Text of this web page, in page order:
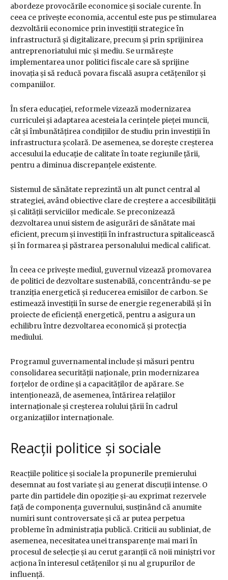
abordeze provocările economice și sociale curente. În
ceea ce privește economia, accentul este pus pe stimularea
dezvoltării economice prin investiții strategice în
infrastructură și digitalizare, precum și prin sprijinirea
antreprenoriatului mic și mediu. Se urmărește
implementarea unor politici fiscale care să sprijine
inovația și să reducă povara fiscală asupra cetățenilor și
companiilor.
În sfera educației, reformele vizează modernizarea
curriculei și adaptarea acesteia la cerințele pieței muncii,
cât și îmbunătățirea condițiilor de studiu prin investiții în
infrastructura școlară. De asemenea, se dorește creșterea
accesului la educație de calitate în toate regiunile țării,
pentru a diminua discrepanțele existente.
Sistemul de sănătate reprezintă un alt punct central al
strategiei, având obiective clare de creștere a accesibilității
și calității serviciilor medicale. Se preconizează
dezvoltarea unui sistem de asigurări de sănătate mai
eficient, precum și investiții în infrastructura spitalicească
și în formarea și păstrarea personalului medical calificat.
În ceea ce privește mediul, guvernul vizează promovarea
de politici de dezvoltare sustenabilă, concentrându-se pe
tranziția energetică și reducerea emisiilor de carbon. Se
estimează investiții în surse de energie regenerabilă și în
proiecte de eficiență energetică, pentru a asigura un
echilibru între dezvoltarea economică și protecția
mediului.
Programul guvernamental include și măsuri pentru
consolidarea securității naționale, prin modernizarea
forțelor de ordine și a capacităților de apărare. Se
intenționează, de asemenea, întărirea relațiilor
internaționale și creșterea rolului țării în cadrul
organizațiilor internaționale.
Reacții politice și sociale
Reacțiile politice și sociale la propunerile premierului
desemnat au fost variate și au generat discuții intense. O
parte din partidele din opoziție și-au exprimat rezervele
față de componența guvernului, susținând că anumite
numiri sunt controversate și că ar putea perpetua
probleme în administrația publică. Criticii au subliniat, de
asemenea, necesitatea unei transparențe mai mari în
procesul de selecție și au cerut garanții că noii miniștri vor
acționa în interesul cetățenilor și nu al grupurilor de
influență.